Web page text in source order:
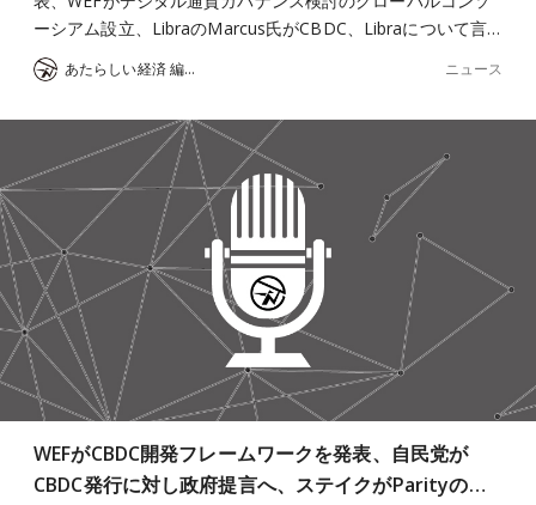
ーシアム設立、LibraのMarcus氏がCBDC、Libraについて言…
あたらしい経済 編集部 ニュース
WEFがCBDC開発フレームワークを発表、自民党が
CBDC発行に対し政府提言へ、ステイクがParityの…